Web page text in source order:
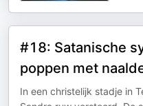
#18: Satanische
poppen met
In een christelijk stadje in